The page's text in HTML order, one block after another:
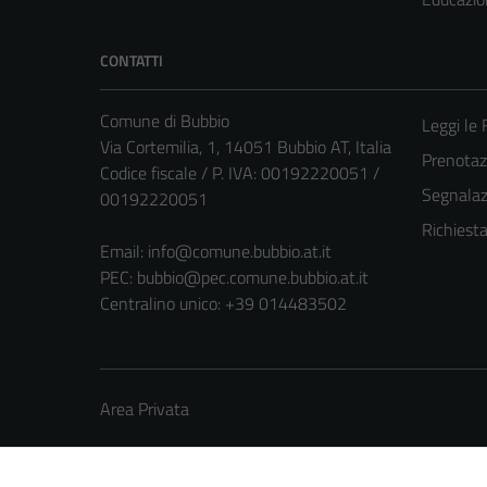
CONTATTI
Comune di Bubbio
Via Cortemilia, 1, 14051 Bubbio AT, Italia
Codice fiscale / P. IVA: 00192220051 /
00192220051
Email: info@comune.bubbio.at.it
PEC: bubbio@pec.comune.bubbio.at.it
Centralino unico: +39 014483502
Leggi le
Area Privata